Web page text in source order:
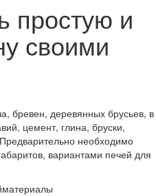
простую и
своими
бревен, деревянных брусьев, в
цемент, глина, бруски,
необходимо
вариантами печей для